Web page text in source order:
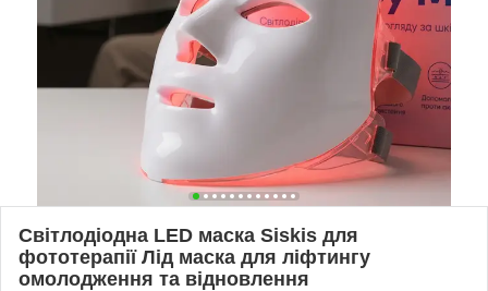
Світлодіодна LED маска Siskis для
фототерапії Лід маска для ліфтингу
омолодження та відновлення